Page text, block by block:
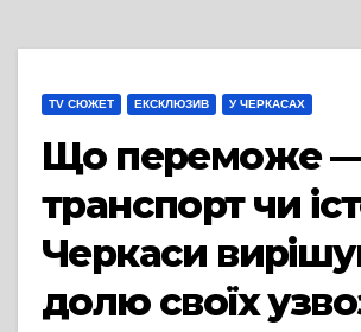
TV СЮЖЕТ ЕКСКЛЮЗИВ У ЧЕРКАСАХ
Що переможе
транспорт чи
Черкаси
долю своїх